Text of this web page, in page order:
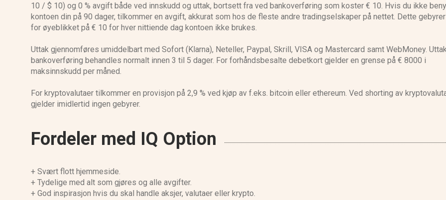
10 / $ 10) og 0 % avgift både ved innskudd og uttak, bortsett fra ved bankoverføring som koster € 10. Hvis du ikke
kontoen din på 90 dager, tilkommer en avgift, akkurat som hos de fleste andre tradingselskaper på nettet. Dette
for øyeblikket på € 10 for hver nittiende dag kontoen ikke brukes.
Uttak gjennomføres umiddelbart med Sofort (Klarna), Neteller, Paypal, Skrill, VISA og Mastercard samt WebMoney.
bankoverføring behandles normalt innen 3 til 5 dager. For forhåndsbesalte debetkort gjelder en grense på € 8000 i
maksinnskudd per måned.
For kryptovalutaer tilkommer en provisjon på 2,9 % ved kjøp av f.eks. bitcoin eller ethereum. Ved shorting av
gjelder imidlertid ingen gebyrer.
Fordeler med IQ Option
+ Svært flott hjemmeside.
+ Tydelige med alt som gjøres og alle avgifter.
+ God inspirasjon hvis du skal handle aksjer, valutaer eller krypto.